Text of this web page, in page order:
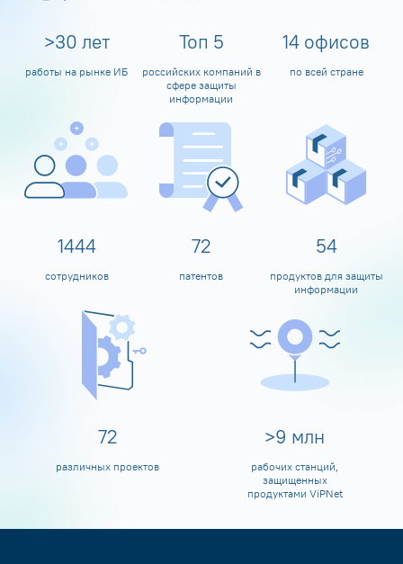
>30 лет
работы на рынке ИБ
Топ 5
российских компаний в
сфере защиты
информации
14 офисов
по всей стране
1597
сотрудников
80
патентов
60
продуктов для защиты
информации
80
различных проектов
>10 млн
рабочих станций,
защищенных
продуктами ViPNet